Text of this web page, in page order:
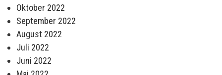
Oktober 2022
September 2022
August 2022
Juli 2022
Juni 2022